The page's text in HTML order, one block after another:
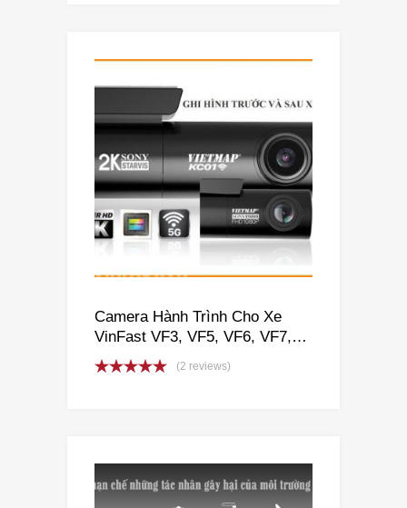
Camera Hành Trình Cho Xe
VinFast VF3, VF5, VF6, VF7,
VF8, VF9, VFe34
(2 reviews)